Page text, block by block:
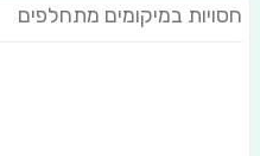
חסויות במיקומים מתחלפים